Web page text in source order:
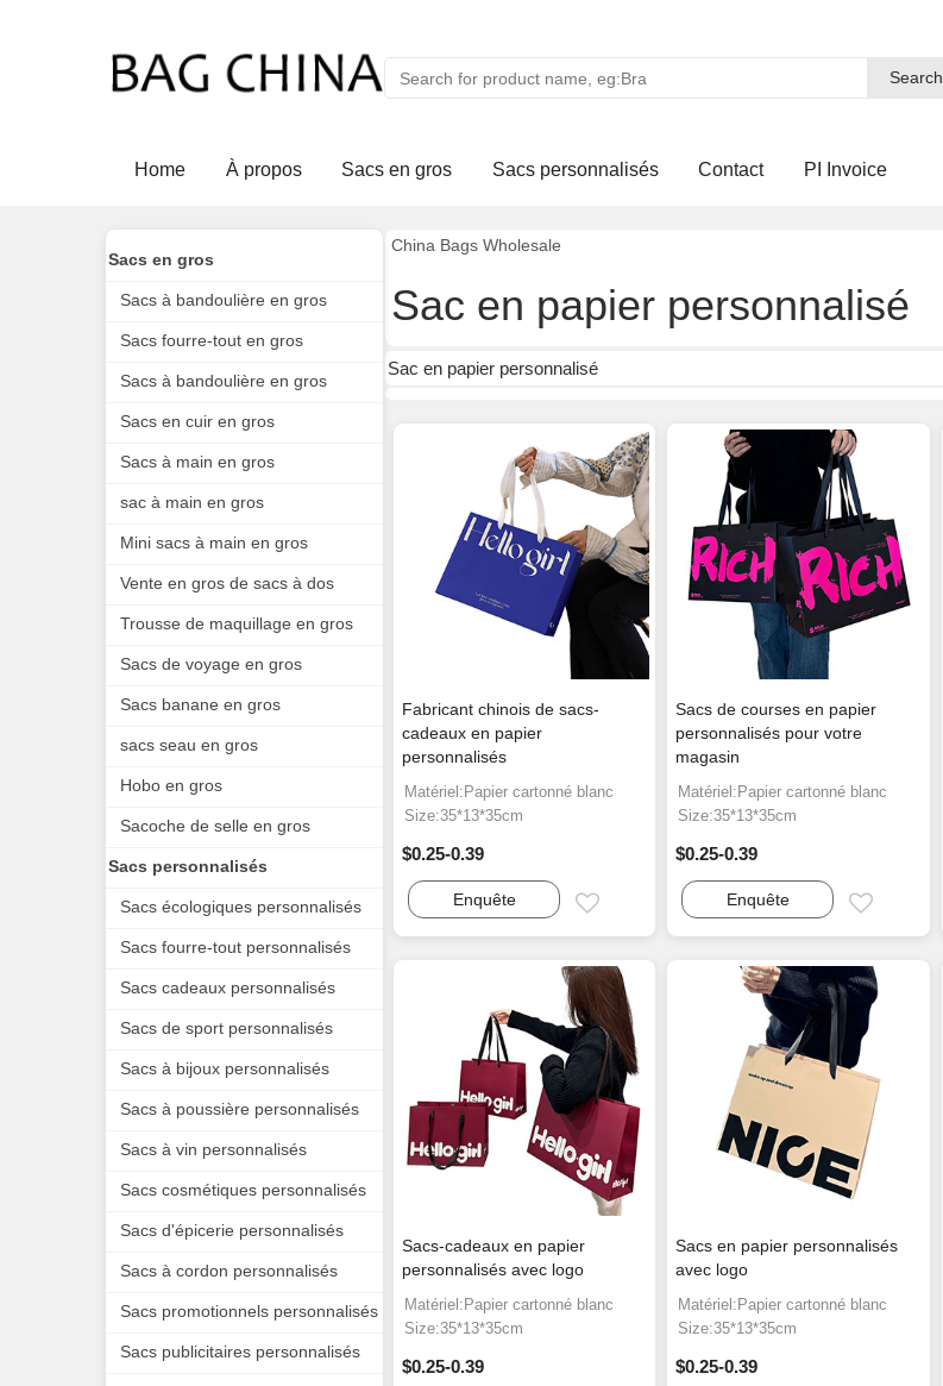
Search
Search
Home À propos Sacs en gros Sacs personnalisés Contact PI Invoice
China Bags Wholesale
Sac en papier personnalisé
Sac en papier personnalisé
Fabricant chinois de sacs-
cadeaux en papier
personnalisés
Matériel:Papier cartonné blanc
Size:35*13*35cm
$0.25-0.39
Enquête
Sacs de courses en papier
personnalisés pour votre
magasin
Matériel:Papier cartonné blanc
Size:35*13*35cm
$0.25-0.39
Enquête
Sacs-cadeaux en papier
personnalisés avec logo
Matériel:Papier cartonné blanc
Size:35*13*35cm
$0.25-0.39
Sacs en papier personnalisés
avec logo
Matériel:Papier cartonné blanc
Size:35*13*35cm
$0.25-0.39
Sacs en gros
Sacs à bandoulière en gros
Sacs fourre-tout en gros
Sacs à bandoulière en gros
Sacs en cuir en gros
Sacs à main en gros
sac à main en gros
Mini sacs à main en gros
Vente en gros de sacs à dos
Trousse de maquillage en gros
Sacs de voyage en gros
Sacs banane en gros
sacs seau en gros
Hobo en gros
Sacoche de selle en gros
Sacs personnalisés
Sacs écologiques personnalisés
Sacs fourre-tout personnalisés
Sacs cadeaux personnalisés
Sacs de sport personnalisés
Sacs à bijoux personnalisés
Sacs à poussière personnalisés
Sacs à vin personnalisés
Sacs cosmétiques personnalisés
Sacs d'épicerie personnalisés
Sacs à cordon personnalisés
Sacs promotionnels personnalisés
Sacs publicitaires personnalisés